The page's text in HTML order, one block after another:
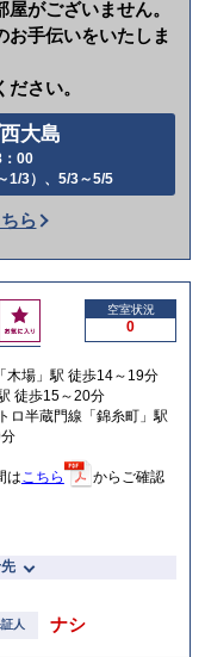
がございません。
お手伝いをいたしま
さい。
大島
：00
1/3）、5/3～5/5
話
か
け
る
ら
お
気
入
空室状況
0
木場」駅 徒歩14～19分
徒歩15～20分
ロ半蔵門線「錦糸町」駅
はこちら
からご確認
人 ナシ